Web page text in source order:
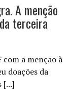
A menção
terceira
a menção à
doações da
[...]